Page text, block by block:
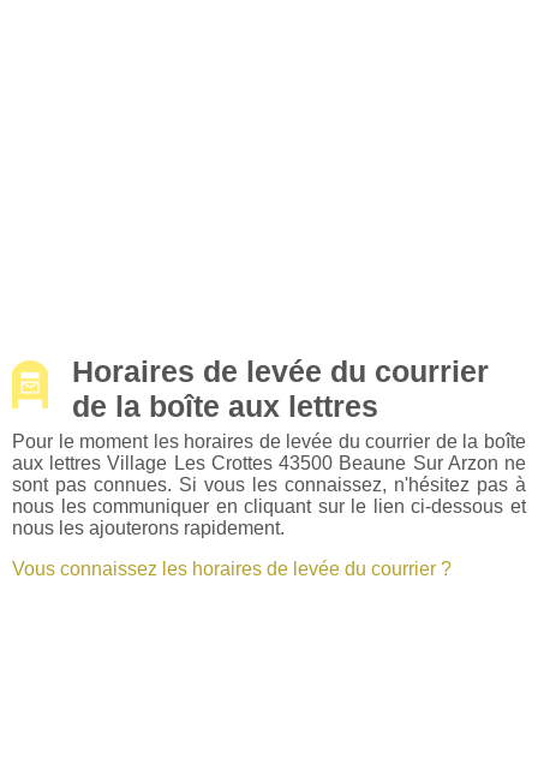
Horaires de levée du courrier
de la boîte aux lettres
Pour le moment les horaires de levée du courrier de la boîte
aux lettres Village Les Crottes 43500 Beaune Sur Arzon ne
sont pas connues. Si vous les connaissez, n'hésitez pas à
nous les communiquer en cliquant sur le lien ci-dessous et
nous les ajouterons rapidement.
Vous connaissez les horaires de levée du courrier ?